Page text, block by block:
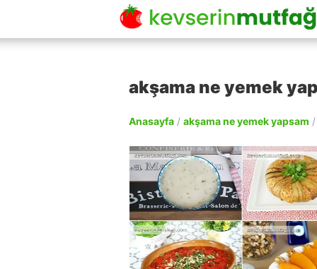
akşama ne yemek
Anasayfa / akşama ne yemek yapsam /